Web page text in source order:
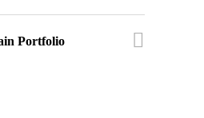
Portfolio